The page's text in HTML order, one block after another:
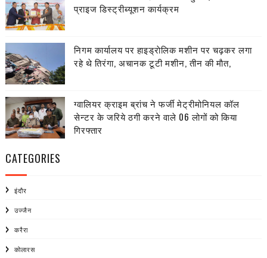
प्राइज डिस्ट्रीब्यूशन कार्यक्रम
निगम कार्यालय पर हाइड्राेलिक मशीन पर चढ़कर लगा
रहे थे तिरंगा, अचानक टूटी मशीन, तीन की माैत,
ग्वालियर क्राइम ब्रांच ने फर्जी मेट्रीमोनियल कॉल
सेन्टर के जरिये ठगी करने वाले 06 लोगों को किया
गिरफ्तार
CATEGORIES
इंदौर
उज्जैन
करैरा
कोलारस